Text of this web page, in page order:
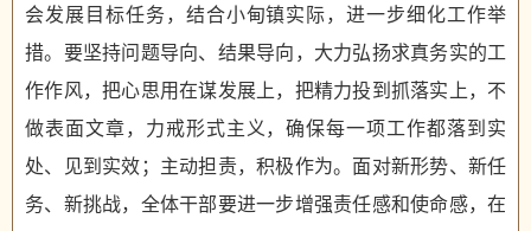
会发展目标任务，结合小甸镇实际，进一步细化工作举
措。要坚持问题导向、结果导向，大力弘扬求真务实的工
作作风，把心思用在谋发展上，把精力投到抓落实上，不
做表面文章，力戒形式主义，确保每一项工作都落到实
处、见到实效；主动担责，积极作为。面对新形势、新任
务、新挑战，全体干部要进一步增强责任感和使命感，在